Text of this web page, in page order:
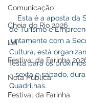
Comunicação
Cheia do Rio 2026
Lei
Festival da Farinha
Nota Pública
Festival da Farinha
de Turismo e
juntamente com a
Cultura, está
festa para os
– sexta e sábado,
Quadrilhas.